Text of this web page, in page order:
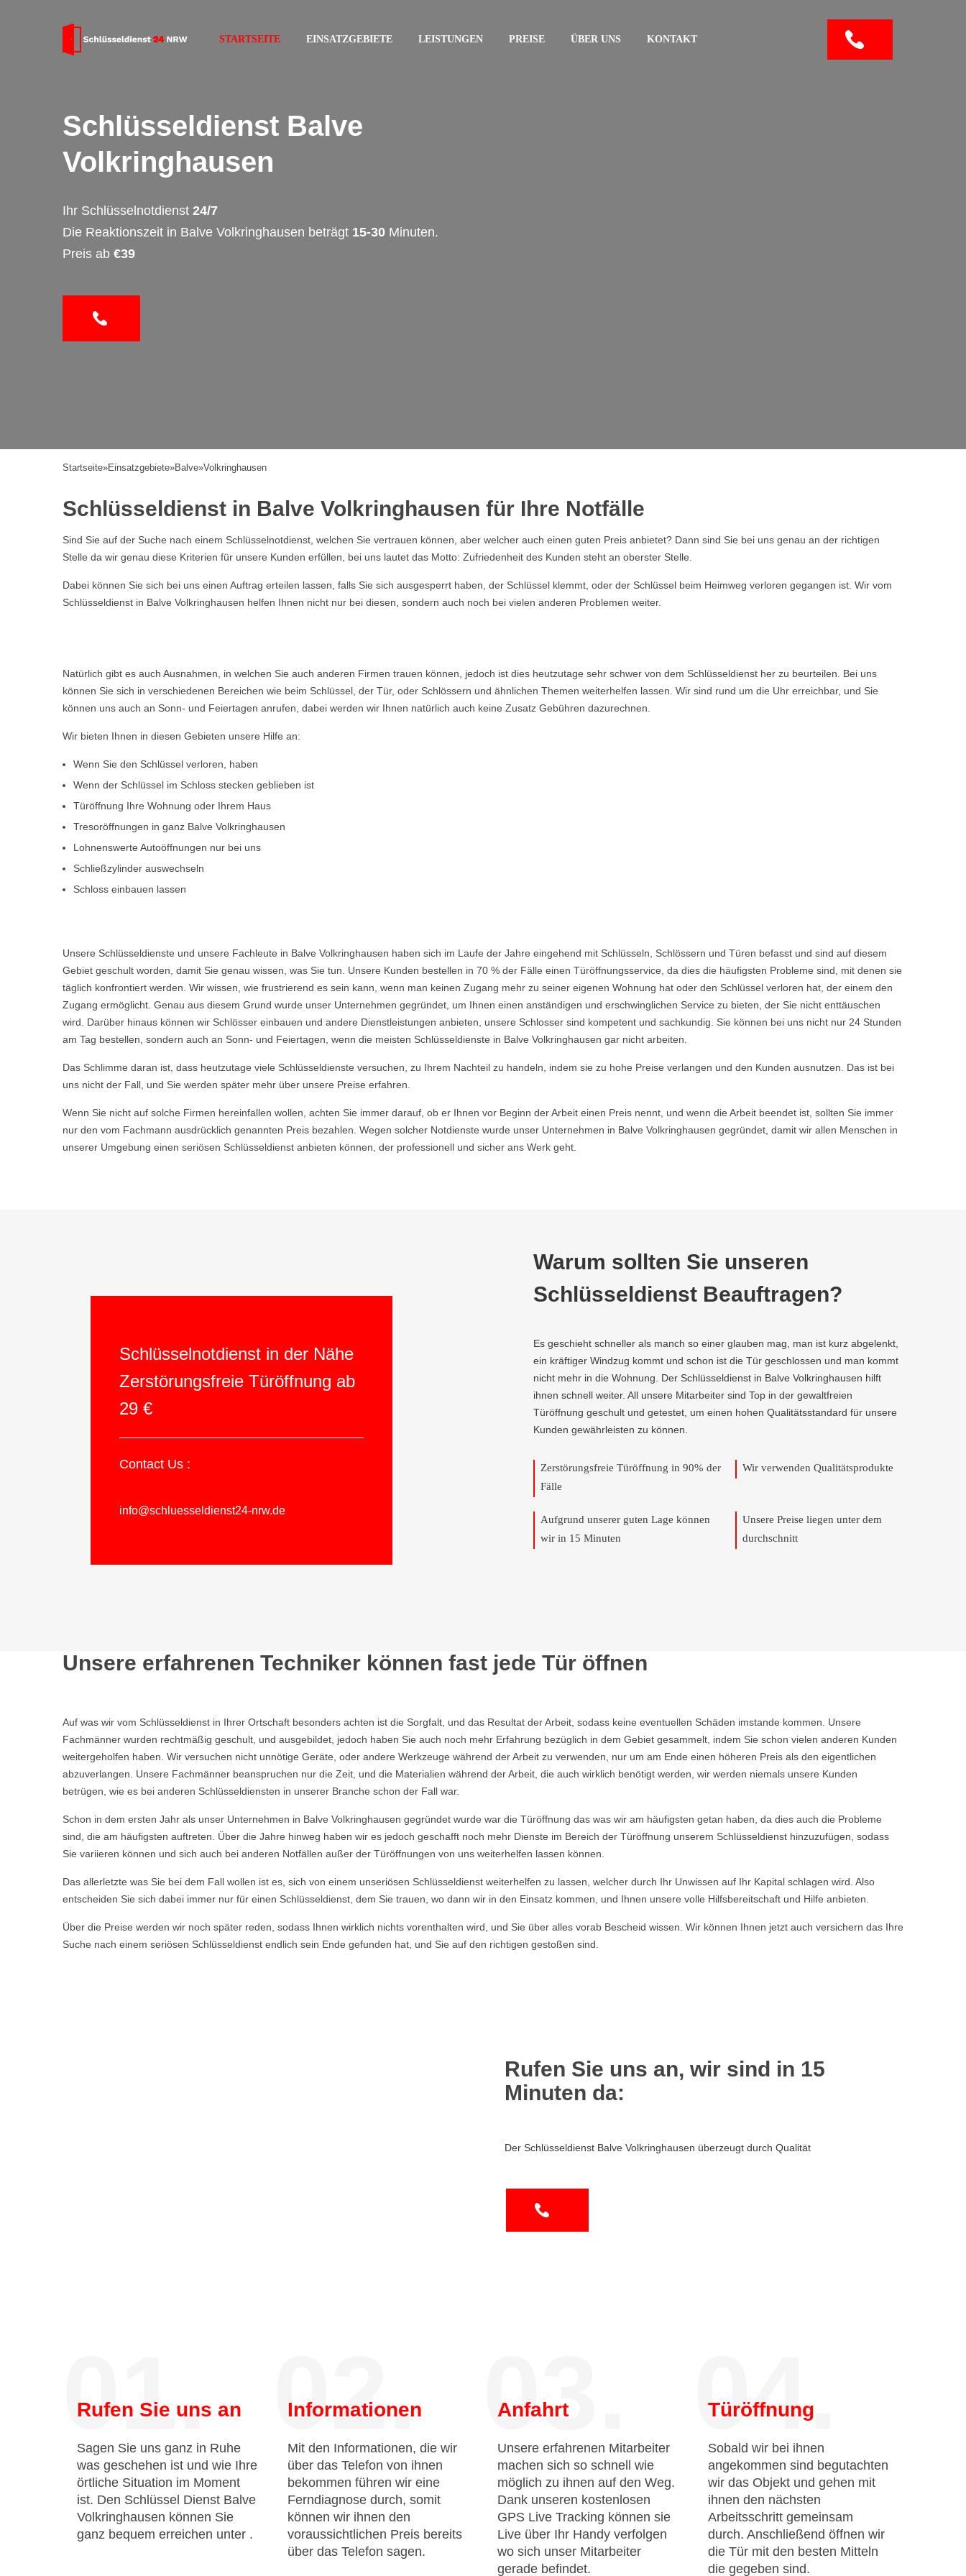
STARTSEITE EINSATZGEBIETE LEISTUNGEN PREISE ÜBER UNS KONTAKT
Schlüsseldienst Balve
Volkringhausen
Ihr Schlüsselnotdienst 24/7
Die Reaktionszeit in Balve Volkringhausen beträgt 15-30 Minuten.
Preis ab €39
Startseite»Einsatzgebiete»Balve»Volkringhausen
Schlüsseldienst in Balve Volkringhausen für Ihre Notfälle
Sind Sie auf der Suche nach einem Schlüsselnotdienst, welchen Sie vertrauen können, aber welcher auch einen guten Preis anbietet? Dann sind Sie bei uns genau an der richtigen
Stelle da wir genau diese Kriterien für unsere Kunden erfüllen, bei uns lautet das Motto: Zufriedenheit des Kunden steht an oberster Stelle.
Dabei können Sie sich bei uns einen Auftrag erteilen lassen, falls Sie sich ausgesperrt haben, der Schlüssel klemmt, oder der Schlüssel beim Heimweg verloren gegangen ist. Wir vom
Schlüsseldienst in Balve Volkringhausen helfen Ihnen nicht nur bei diesen, sondern auch noch bei vielen anderen Problemen weiter.
Natürlich gibt es auch Ausnahmen, in welchen Sie auch anderen Firmen trauen können, jedoch ist dies heutzutage sehr schwer von dem Schlüsseldienst her zu beurteilen. Bei uns
können Sie sich in verschiedenen Bereichen wie beim Schlüssel, der Tür, oder Schlössern und ähnlichen Themen weiterhelfen lassen. Wir sind rund um die Uhr erreichbar, und Sie
können uns auch an Sonn- und Feiertagen anrufen, dabei werden wir Ihnen natürlich auch keine Zusatz Gebühren dazurechnen.
Wir bieten Ihnen in diesen Gebieten unsere Hilfe an:
Wenn Sie den Schlüssel verloren, haben
Wenn der Schlüssel im Schloss stecken geblieben ist
Türöffnung Ihre Wohnung oder Ihrem Haus
Tresoröffnungen in ganz Balve Volkringhausen
Lohnenswerte Autoöffnungen nur bei uns
Schließzylinder auswechseln
Schloss einbauen lassen
Unsere Schlüsseldienste und unsere Fachleute in Balve Volkringhausen haben sich im Laufe der Jahre eingehend mit Schlüsseln, Schlössern und Türen befasst und sind auf diesem
Gebiet geschult worden, damit Sie genau wissen, was Sie tun. Unsere Kunden bestellen in 70 % der Fälle einen Türöffnungsservice, da dies die häufigsten Probleme sind, mit denen sie
täglich konfrontiert werden. Wir wissen, wie frustrierend es sein kann, wenn man keinen Zugang mehr zu seiner eigenen Wohnung hat oder den Schlüssel verloren hat, der einem den
Zugang ermöglicht. Genau aus diesem Grund wurde unser Unternehmen gegründet, um Ihnen einen anständigen und erschwinglichen Service zu bieten, der Sie nicht enttäuschen
wird. Darüber hinaus können wir Schlösser einbauen und andere Dienstleistungen anbieten, unsere Schlosser sind kompetent und sachkundig. Sie können bei uns nicht nur 24 Stunden
am Tag bestellen, sondern auch an Sonn- und Feiertagen, wenn die meisten Schlüsseldienste in Balve Volkringhausen gar nicht arbeiten.
Das Schlimme daran ist, dass heutzutage viele Schlüsseldienste versuchen, zu Ihrem Nachteil zu handeln, indem sie zu hohe Preise verlangen und den Kunden ausnutzen. Das ist bei
uns nicht der Fall, und Sie werden später mehr über unsere Preise erfahren.
Wenn Sie nicht auf solche Firmen hereinfallen wollen, achten Sie immer darauf, ob er Ihnen vor Beginn der Arbeit einen Preis nennt, und wenn die Arbeit beendet ist, sollten Sie immer
nur den vom Fachmann ausdrücklich genannten Preis bezahlen. Wegen solcher Notdienste wurde unser Unternehmen in Balve Volkringhausen gegründet, damit wir allen Menschen in
unserer Umgebung einen seriösen Schlüsseldienst anbieten können, der professionell und sicher ans Werk geht.
Schlüsselnotdienst in der Nähe
Zerstörungsfreie Türöffnung ab
29 €
Contact Us :
info@schluesseldienst24-nrw.de
Warum sollten Sie unseren
Schlüsseldienst Beauftragen?
Es geschieht schneller als manch so einer glauben mag, man ist kurz abgelenkt,
ein kräftiger Windzug kommt und schon ist die Tür geschlossen und man kommt
nicht mehr in die Wohnung. Der Schlüsseldienst in Balve Volkringhausen hilft
ihnen schnell weiter. All unsere Mitarbeiter sind Top in der gewaltfreien
Türöffnung geschult und getestet, um einen hohen Qualitätsstandard für unsere
Kunden gewährleisten zu können.
Zerstörungsfreie Türöffnung in 90% der
Fälle
Wir verwenden Qualitätsprodukte
Aufgrund unserer guten Lage können
wir in 15 Minuten
Unsere Preise liegen unter dem
durchschnitt
Unsere erfahrenen Techniker können fast jede Tür öffnen
Auf was wir vom Schlüsseldienst in Ihrer Ortschaft besonders achten ist die Sorgfalt, und das Resultat der Arbeit, sodass keine eventuellen Schäden imstande kommen. Unsere
Fachmänner wurden rechtmäßig geschult, und ausgebildet, jedoch haben Sie auch noch mehr Erfahrung bezüglich in dem Gebiet gesammelt, indem Sie schon vielen anderen Kunden
weitergeholfen haben. Wir versuchen nicht unnötige Geräte, oder andere Werkzeuge während der Arbeit zu verwenden, nur um am Ende einen höheren Preis als den eigentlichen
abzuverlangen. Unsere Fachmänner beanspruchen nur die Zeit, und die Materialien während der Arbeit, die auch wirklich benötigt werden, wir werden niemals unsere Kunden
betrügen, wie es bei anderen Schlüsseldiensten in unserer Branche schon der Fall war.
Schon in dem ersten Jahr als unser Unternehmen in Balve Volkringhausen gegründet wurde war die Türöffnung das was wir am häufigsten getan haben, da dies auch die Probleme
sind, die am häufigsten auftreten. Über die Jahre hinweg haben wir es jedoch geschafft noch mehr Dienste im Bereich der Türöffnung unserem Schlüsseldienst hinzuzufügen, sodass
Sie variieren können und sich auch bei anderen Notfällen außer der Türöffnungen von uns weiterhelfen lassen können.
Das allerletzte was Sie bei dem Fall wollen ist es, sich von einem unseriösen Schlüsseldienst weiterhelfen zu lassen, welcher durch Ihr Unwissen auf Ihr Kapital schlagen wird. Also
entscheiden Sie sich dabei immer nur für einen Schlüsseldienst, dem Sie trauen, wo dann wir in den Einsatz kommen, und Ihnen unsere volle Hilfsbereitschaft und Hilfe anbieten.
Über die Preise werden wir noch später reden, sodass Ihnen wirklich nichts vorenthalten wird, und Sie über alles vorab Bescheid wissen. Wir können Ihnen jetzt auch versichern das Ihre
Suche nach einem seriösen Schlüsseldienst endlich sein Ende gefunden hat, und Sie auf den richtigen gestoßen sind.
Rufen Sie uns an, wir sind in 15
Minuten da:
Der Schlüsseldienst Balve Volkringhausen überzeugt durch Qualität
01.
Rufen Sie uns an
Sagen Sie uns ganz in Ruhe
was geschehen ist und wie Ihre
örtliche Situation im Moment
ist. Den Schlüssel Dienst Balve
Volkringhausen können Sie
ganz bequem erreichen unter .
02.
Informationen
Mit den Informationen, die wir
über das Telefon von ihnen
bekommen führen wir eine
Ferndiagnose durch, somit
können wir ihnen den
voraussichtlichen Preis bereits
über das Telefon sagen.
03.
Anfahrt
Unsere erfahrenen Mitarbeiter
machen sich so schnell wie
möglich zu ihnen auf den Weg.
Dank unseren kostenlosen
GPS Live Tracking können sie
Live über Ihr Handy verfolgen
wo sich unser Mitarbeiter
gerade befindet.
04.
Türöffnung
Sobald wir bei ihnen
angekommen sind begutachten
wir das Objekt und gehen mit
ihnen den nächsten
Arbeitsschritt gemeinsam
durch. Anschließend öffnen wir
die Tür mit den besten Mitteln
die gegeben sind.